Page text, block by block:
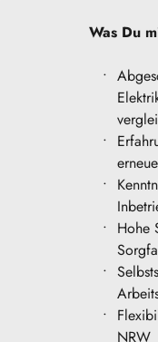
Was Du
Hohe
NRW